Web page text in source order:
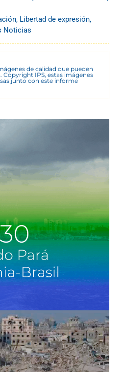
, Libertad de expresión,
Noticias
de calidad que pueden
Copyright IPS, estas imágenes
junto con este informe